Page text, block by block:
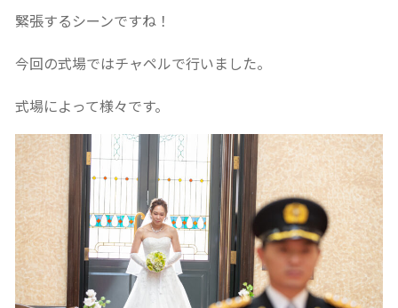
緊張するシーンですね！
今回の式場ではチャペルで行いました。
式場によって様々です。